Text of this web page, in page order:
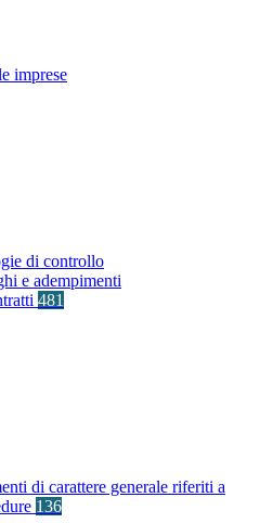
imprese
di controllo
e adempimenti
481
di carattere generale riferiti a
136